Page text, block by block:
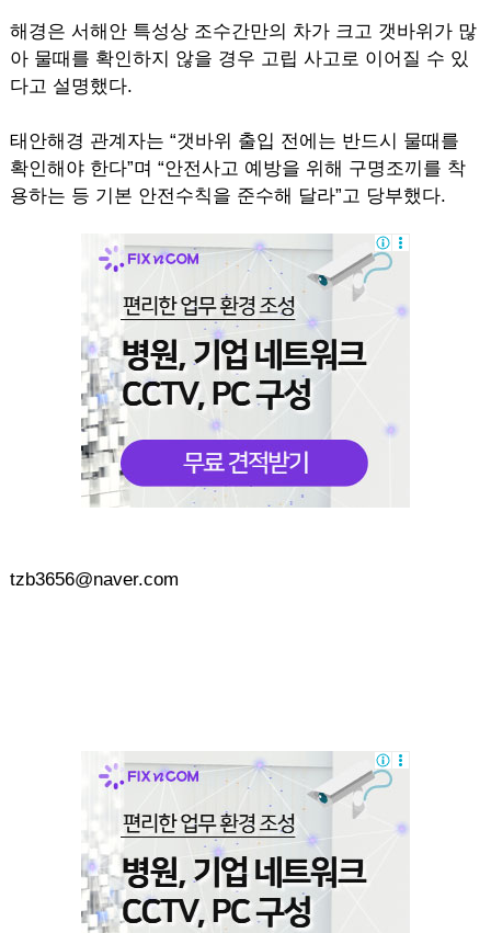
해경은 서해안 특성상 조수간만의 차가 크고 갯바위가 많
아 물때를 확인하지 않을 경우 고립 사고로 이어질 수 있
다고 설명했다.
태안해경 관계자는 “갯바위 출입 전에는 반드시 물때를
확인해야 한다”며 “안전사고 예방을 위해 구명조끼를 착
용하는 등 기본 안전수칙을 준수해 달라”고 당부했다.
tzb3656@naver.com